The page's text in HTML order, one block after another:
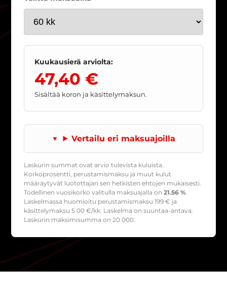
Kuukausierä arviolta:
47,40 €
Sisältää koron ja käsittelymaksun.
Vertailu eri maksuajoilla
Laskurin summat ovat arvio tulevista kuluista.
Korkoprosentti, perustamismaksu ja muut kulut
määräytyvät luotottajan sen hetkisten ehtojen mukaisesti.
Todellinen vuosikorko valitulla maksuajalla on21.56 %.
Laskelmassa huomioitu perustamismaksu199 € ja
käsittelymaksu5.00 €/kk. Laskelma on suuntaa-antava.
Laskurin maksimisumma on 20 000.